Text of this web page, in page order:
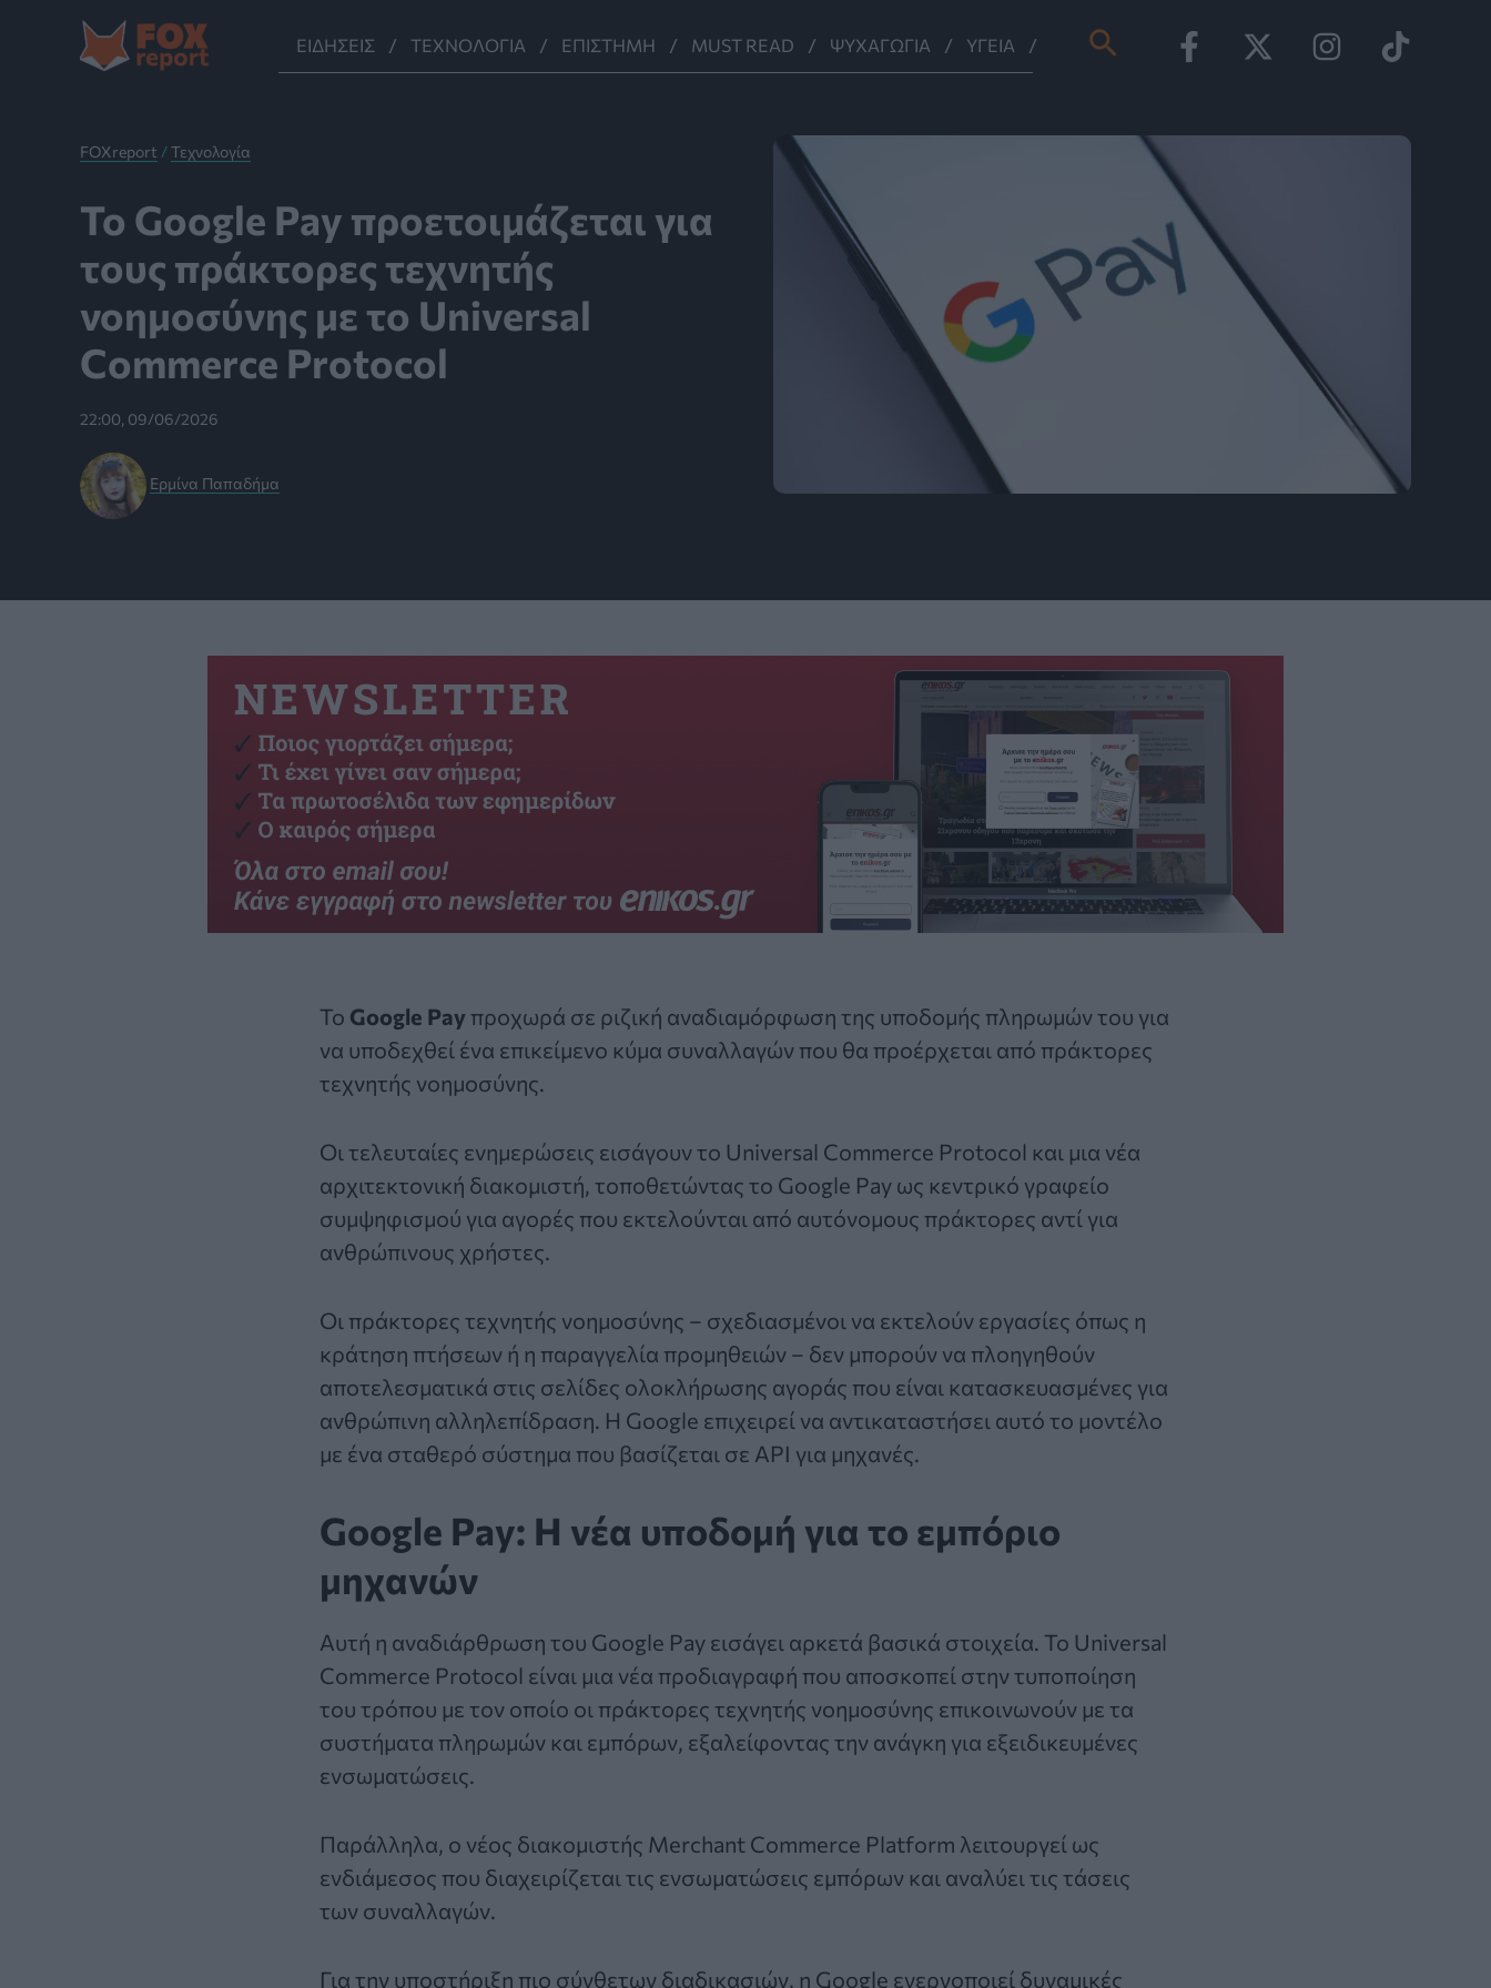
Μετάβαση
περιεχόμενο
ΕΙΔΉΣΕΙΣ ΤΕΧΝΟΛΟΓΊΑ ΕΠΙΣΤΉΜΗ MUST READ ΨΥΧΑΓΩΓΊΑ ΥΓΕΊΑ Αναζήτηση
FOXreport /Τεχνολογία
Το Google Pay προετοιμάζεται για
τους πράκτορες τεχνητής
νοημοσύνης με το Universal
Commerce Protocol
22:00, 09/06/2026
Ερμίνα Παπαδήμα
Το Google Pay προχωρά σε ριζική αναδιαμόρφωση της υποδομής πληρωμών του για
να υποδεχθεί ένα επικείμενο κύμα συναλλαγών που θα προέρχεται από πράκτορες
τεχνητής νοημοσύνης.
Οι τελευταίες ενημερώσεις εισάγουν το Universal Commerce Protocol και μια νέα
αρχιτεκτονική διακομιστή, τοποθετώντας το Google Pay ως κεντρικό γραφείο
συμψηφισμού για αγορές που εκτελούνται από αυτόνομους πράκτορες αντί για
ανθρώπινους χρήστες.
Οι πράκτορες τεχνητής νοημοσύνης – σχεδιασμένοι να εκτελούν εργασίες όπως η
κράτηση πτήσεων ή η παραγγελία προμηθειών – δεν μπορούν να πλοηγηθούν
αποτελεσματικά στις σελίδες ολοκλήρωσης αγοράς που είναι κατασκευασμένες για
ανθρώπινη αλληλεπίδραση. Η Google επιχειρεί να αντικαταστήσει αυτό το μοντέλο
με ένα σταθερό σύστημα που βασίζεται σε API για μηχανές.
Google Pay: Η νέα υποδομή για το εμπόριο
μηχανών
Αυτή η αναδιάρθρωση του Google Pay εισάγει αρκετά βασικά στοιχεία. Το Universal
Commerce Protocol είναι μια νέα προδιαγραφή που αποσκοπεί στην τυποποίηση
του τρόπου με τον οποίο οι πράκτορες τεχνητής νοημοσύνης επικοινωνούν με τα
συστήματα πληρωμών και εμπόρων, εξαλείφοντας την ανάγκη για εξειδικευμένες
ενσωματώσεις.
Παράλληλα, ο νέος διακομιστής Merchant Commerce Platform λειτουργεί ως
ενδιάμεσος που διαχειρίζεται τις ενσωματώσεις εμπόρων και αναλύει τις τάσεις
των συναλλαγών.
Για την υποστήριξη πιο σύνθετων διαδικασιών, η Google ενεργοποιεί δυναμικές